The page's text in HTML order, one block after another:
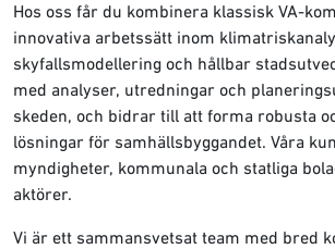
Hos oss får du kombinera klassisk VA-
innovativa arbetssätt inom
skyfallsmodellering och hållbar
med analyser, utredningar och
skeden, och bidrar till att forma robusta
lösningar för samhällsbyggandet. Våra
myndigheter, kommunala och statliga
aktörer.
Vi är ett sammansvetsat team med bred